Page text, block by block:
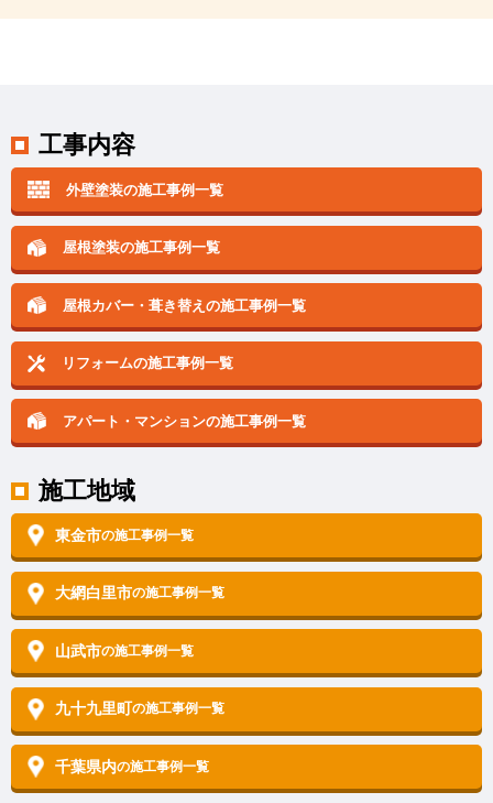
工事内容
外壁塗装の施工事例一覧
屋根塗装の施工事例一覧
屋根カバー・葺き替えの施工事例一覧
リフォームの施工事例一覧
アパート・マンションの施工事例一覧
施工地域
東金市の施工事例一覧
大網白里市の施工事例一覧
山武市の施工事例一覧
九十九里町の施工事例一覧
千葉県内の施工事例一覧